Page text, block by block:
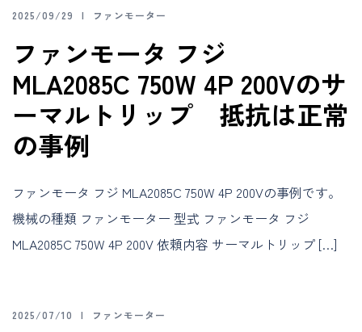
2025/09/29 ファンモーター
ファンモータ フジ
MLA2085C 750W 4P 200Vのサ
ーマルトリップ 抵抗は正常
の事例
ファンモータ フジ MLA2085C 750W 4P 200Vの事例です。
機械の種類 ファンモーター 型式 ファンモータ フジ
MLA2085C 750W 4P 200V 依頼内容 サーマルトリップ […]
2025/07/10 ファンモーター